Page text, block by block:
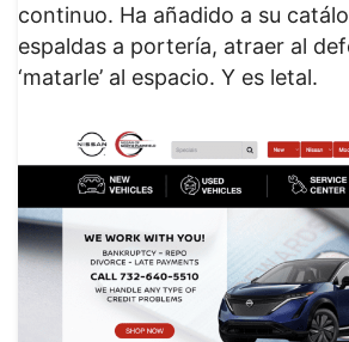
continuo. Ha añadido a su
espaldas a portería, atraer al
‘matarle’ al espacio. Y es letal.